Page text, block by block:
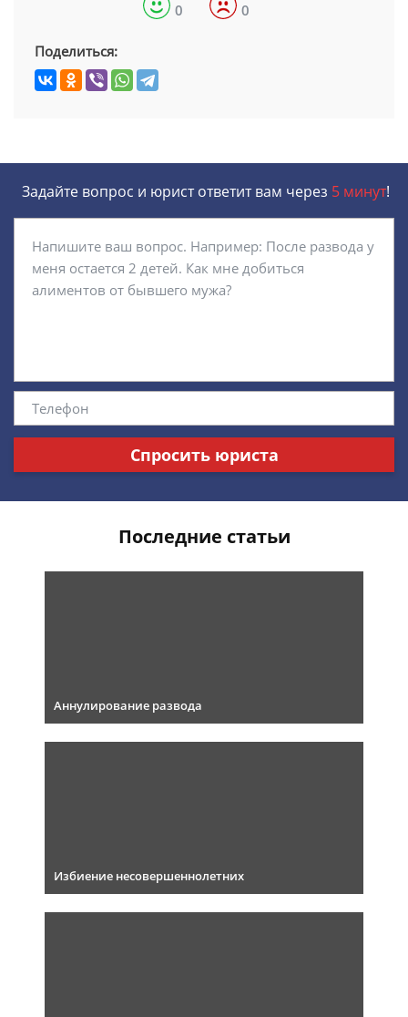
0 0
Поделиться:
Задайте вопрос и юрист ответит вам через 5 минут!
Спросить юриста
Последние статьи
Аннулирование развода
Избиение несовершеннолетних